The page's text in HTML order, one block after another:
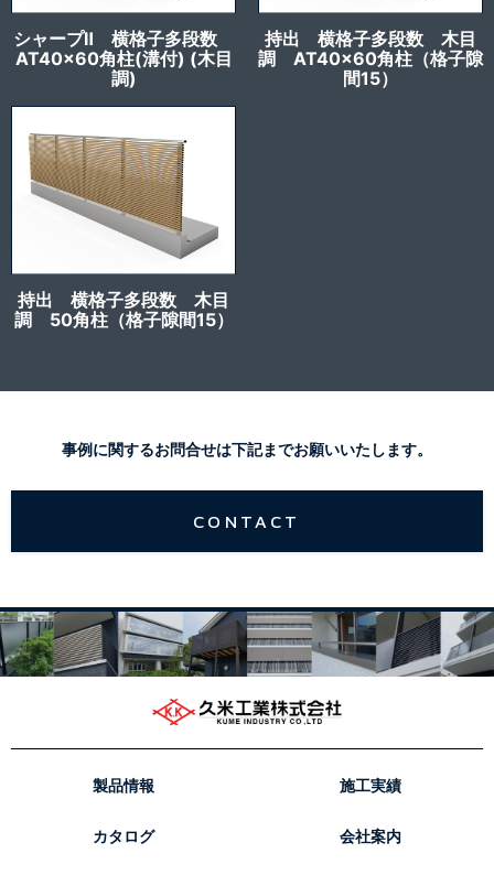
シャープⅡ 横格子多段数
AT40x60角柱(溝付) (木目
調)
持出 横格子多段数 木目
調 AT40x60角柱（格子隙
間15）
持出 横格子多段数 木目
調 50角柱（格子隙間15）
事例に関するお問合せは下記までお願いいたします。
CONTACT
製品情報 施工実績
カタログ 会社案内